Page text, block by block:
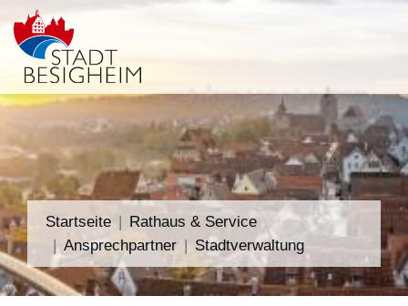
Startseite
Rathaus & Service
Ansprechpartner
Stadtverwaltung